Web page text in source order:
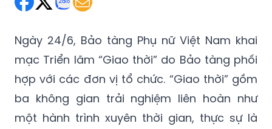
Ngày 24/6, Bảo tàng Phụ nữ Việt Nam khai
mạc Triển lãm “Giao thời” do Bảo tàng phối
hợp với các đơn vị tổ chức. “Giao thời” gồm
ba không gian trải nghiệm liên hoàn như
một hành trình xuyên thời gian, thực sự là